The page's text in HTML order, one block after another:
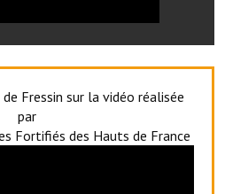
Fressin sur la vidéo réalisée
par
Fortifiés des Hauts de France